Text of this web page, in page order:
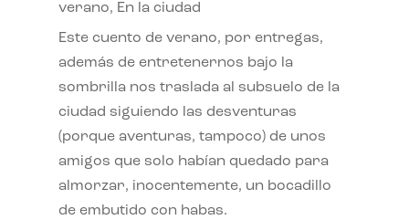
verano, En la ciudad
Este cuento de verano, por entregas,
además de entretenernos bajo la
sombrilla nos traslada al subsuelo de la
ciudad siguiendo las desventuras
(porque aventuras, tampoco) de unos
amigos que solo habían quedado para
almorzar, inocentemente, un bocadillo
de embutido con habas.